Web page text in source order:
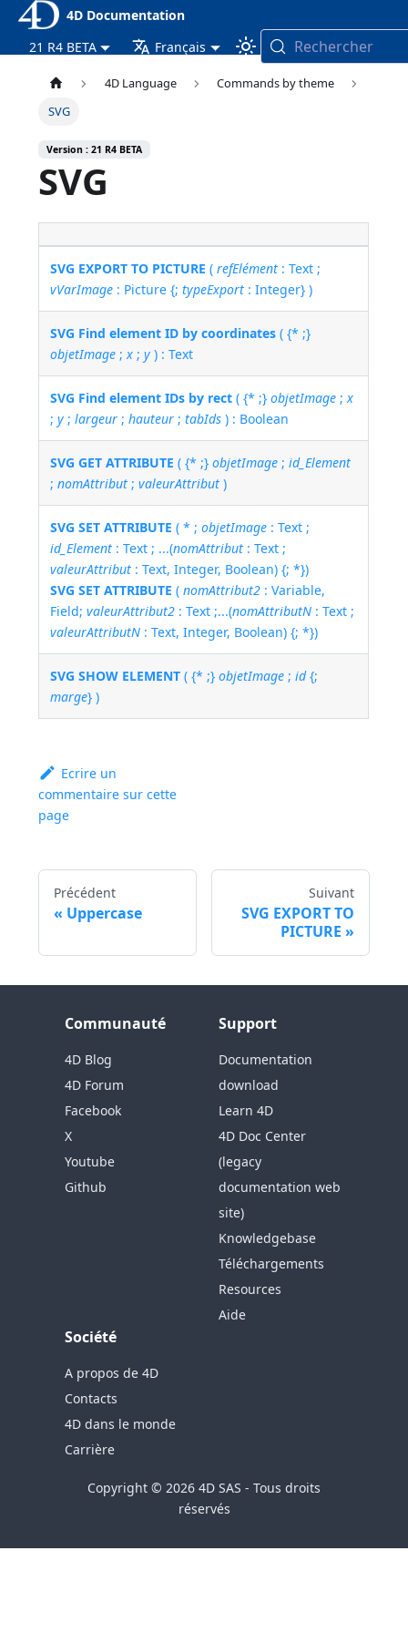
4D Documentation
21 R4 BETA
Français Rechercher
4D Language
Commands by theme
SVG
Version : 21 R4 BETA
SVG
SVG EXPORT TO PICTURE (refElément : Text ;
vVarImage : Picture {;typeExport : Integer} )
SVG Find element ID by coordinates ( {* ;}
objetImage ;x ;y ) : Text
SVG Find element IDs by rect ( {* ;}objetImage ;x
;y ;largeur ;hauteur ;tabIds ) : Boolean
SVG GET ATTRIBUTE ( {* ;}objetImage ;id_Element
;nomAttribut ;valeurAttribut )
SVG SET ATTRIBUTE ( * ;objetImage : Text ;
id_Element : Text ; ...(nomAttribut : Text ;
valeurAttribut : Text, Integer, Boolean) {; *})
SVG SET ATTRIBUTE (nomAttribut2 : Variable,
Field;valeurAttribut2 : Text ;...(nomAttributN : Text ;
valeurAttributN : Text, Integer, Boolean) {; *})
SVG SHOW ELEMENT ( {* ;}objetImage ;id{;
marge} )
Ecrire un
commentaire sur cette
page
Précédent
Uppercase
Suivant
SVG EXPORT TO
PICTURE
Communauté
4D Blog
4D Forum
Facebook
X
Youtube
Github
Support
Documentation
download
Learn 4D
4D Doc Center
(legacy
documentation web
site)
Knowledgebase
Téléchargements
Resources
Aide
Société
A propos de 4D
Contacts
4D dans le monde
Carrière
Copyright © 2026 4D SAS - Tous droits
réservés